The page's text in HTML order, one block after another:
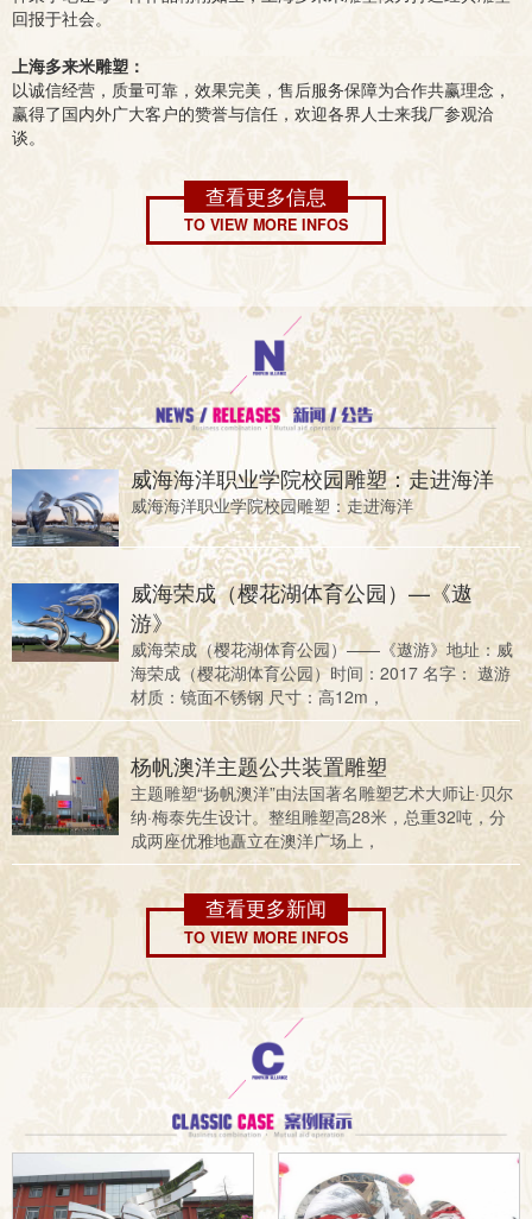
回报于社会。
上海多来米雕塑：
以诚信经营，质量可靠，效果完美，售后服务保障为合作共赢理念，
赢得了国内外广大客户的赞誉与信任，欢迎各界人士来我厂参观洽
谈。
查看更多信息
TO VIEW MORE INFOS
威海海洋职业学院校园雕塑：走进海洋
威海海洋职业学院校园雕塑：走进海洋
威海荣成（樱花湖体育公园）—《遨
游》
威海荣成（樱花湖体育公园）——《遨游》地址：威
海荣成（樱花湖体育公园）时间：2017 名字： 遨游
材质：镜面不锈钢 尺寸：高12m，
杨帆澳洋主题公共装置雕塑
主题雕塑“扬帆澳洋”由法国著名雕塑艺术大师让·贝尔
纳·梅泰先生设计。整组雕塑高28米，总重32吨，分
成两座优雅地矗立在澳洋广场上，
查看更多新闻
TO VIEW MORE INFOS